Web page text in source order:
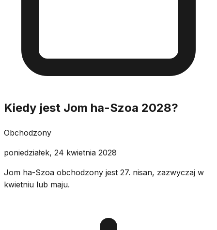
Kiedy jest Jom ha-Szoa 2028?
Obchodzony
poniedziałek, 24 kwietnia 2028
Jom ha-Szoa obchodzony jest 27. nisan, zazwyczaj w
kwietniu lub maju.